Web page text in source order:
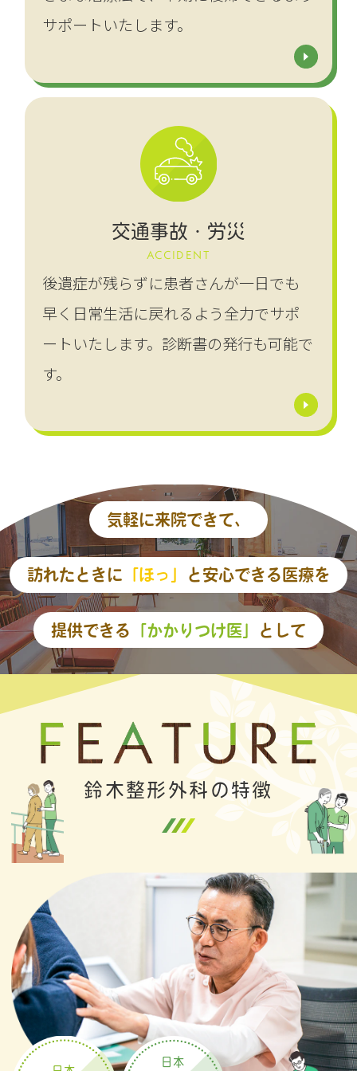
サポートいたします。
交通事故・労災
ACCIDENT
後遺症が残らずに患者さんが一日でも
早く日常生活に戻れるよう全力でサポ
ートいたします。診断書の発行も可能で
す。
気軽に来院できて、
訪れたときに 「ほっ」 と安心できる医療を
提供できる 「かかりつけ医」 として
鈴木整形外科の特徴
日本